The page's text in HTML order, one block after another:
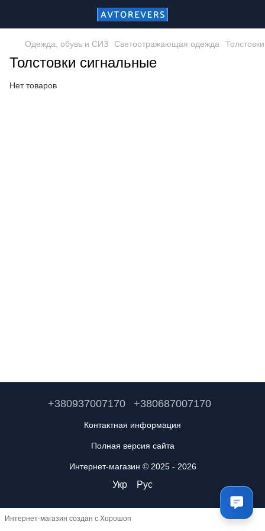
Одежда, обувь и СИЗ Светоотражающая одежда
Толстовки сигнальные
Нет товаров
+380937007170 +380687007170
Контактная информация
Полная версия сайта
Интернет-магазин © 2025 - 2026
Укр Рус
Интернет-магазин создан с Хорошоп